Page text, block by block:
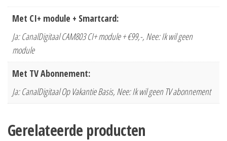
Met CI+ module + Smartcard:
Ja: CanalDigitaal CAM803 CI+ module + €99,-, Nee: Ik wil geen
module
Met TV Abonnement:
Ja: CanalDigitaal Op Vakantie Basis, Nee: Ik wil geen TV abonnement
Gerelateerde producten